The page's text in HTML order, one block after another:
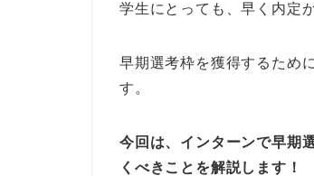
学生にとっても、早く内定
早期選考枠を獲得するため
す。
今回は、インターンで早期
くべきことを解説します！